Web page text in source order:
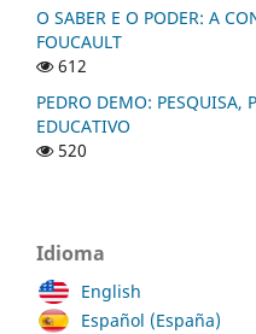
O SABER E O PODER: A
FOUCAULT
612
PEDRO DEMO: PESQUISA,
EDUCATIVO
520
Idioma
English
Español (España)